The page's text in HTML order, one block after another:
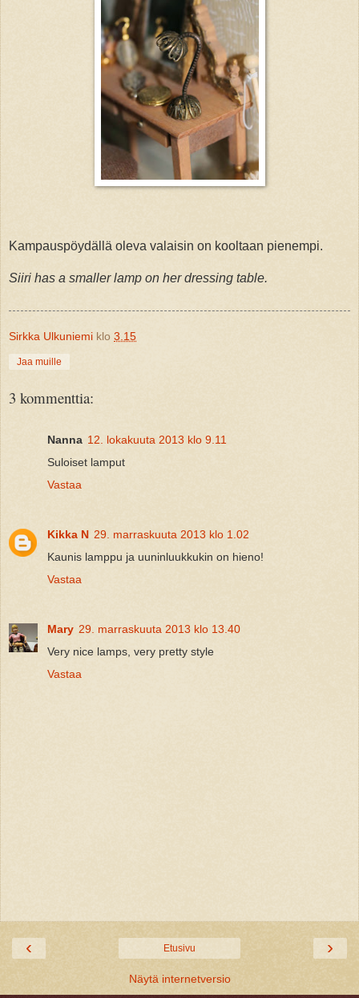
Kampauspöydällä oleva valaisin on kooltaan pienempi.
Siiri has a smaller lamp on her dressing table.
Sirkka Ulkuniemi klo 3.15
Jaa muille
3 kommenttia:
Nanna 12. lokakuuta 2013 klo 9.11
Suloiset lamput
Vastaa
Kikka N 29. marraskuuta 2013 klo 1.02
Kaunis lamppu ja uuninluukkukin on hieno!
Vastaa
Mary 29. marraskuuta 2013 klo 13.40
Very nice lamps, very pretty style
Vastaa
‹ ›
Etusivu
Näytä internetversio